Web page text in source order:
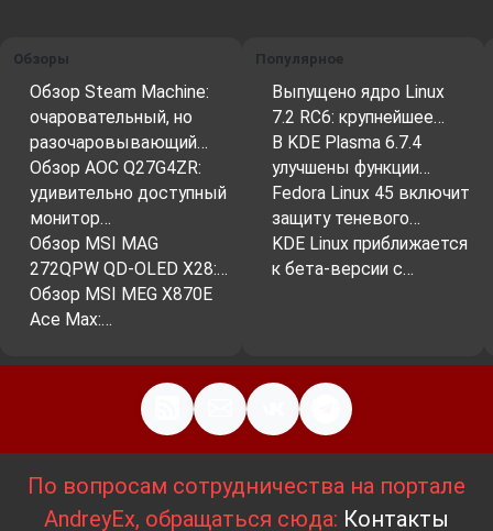
Обзоры
Обзор Steam Machine:
очаровательный, но
разочаровывающий…
Обзор AOC Q27G4ZR:
удивительно доступный
монитор…
Обзор MSI MAG
272QPW QD-OLED X28:…
Обзор MSI MEG X870E
Ace Max:…
Популярное
Выпущено ядро Linux
7.2 RC6: крупнейшее…
В KDE Plasma 6.7.4
улучшены функции…
Fedora Linux 45 включит
защиту теневого…
KDE Linux приближается
к бета-версии с…
По вопросам сотрудничества на портале
AndreyEx, обращаться сюда: Контакты